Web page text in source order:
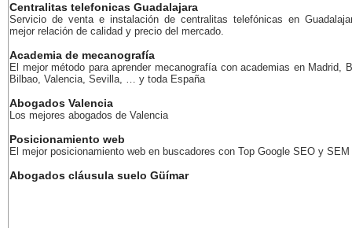
Centralitas telefonicas Guadalajara
Servicio de venta e instalación de centralitas telefónicas en
mejor relación de calidad y precio del mercado.
Academia de mecanografía
El mejor método para aprender mecanografía con academias en Madrid,
Bilbao, Valencia, Sevilla, … y toda España
Abogados Valencia
Los mejores abogados de Valencia
Posicionamiento web
El mejor posicionamiento web en buscadores con Top Google SEO y SEM
Abogados cláusula suelo Güímar